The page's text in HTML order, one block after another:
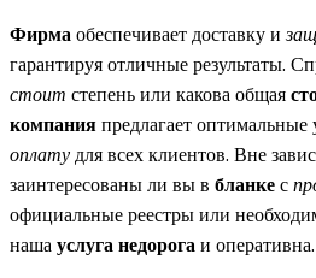
Фирмаобеспечивает доставку и
гарантируя отличные результаты.
стоит степень или какова общая
компанияпредлагает
оплатудля всех клиентов. Вне
заинтересованы ли вы в бланкес
официальные реестры или
нашауслуга недорогаи оперативна.